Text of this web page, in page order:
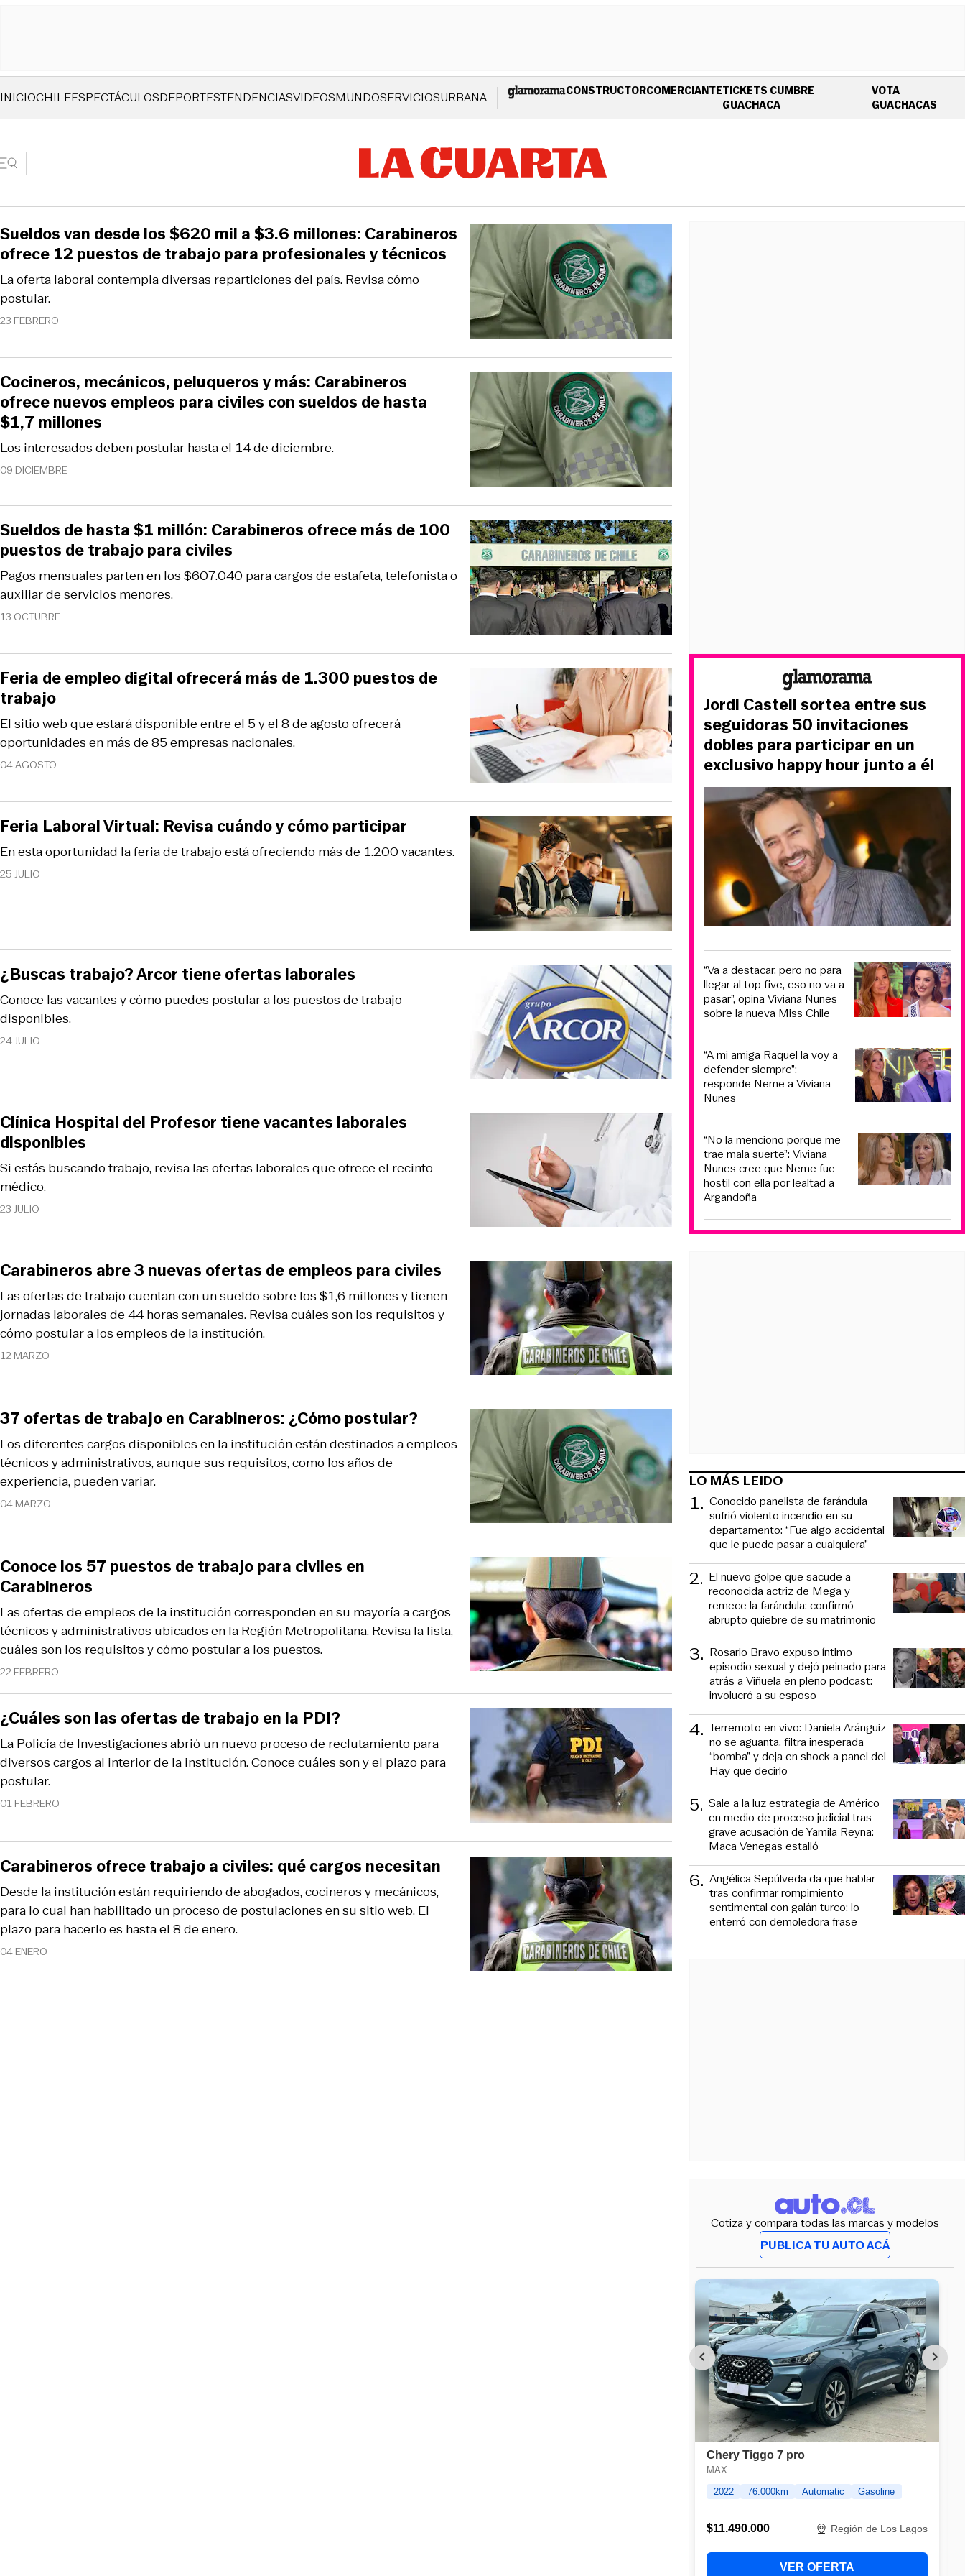
INICIOCHILEESPECTÁCULOSDEPORTESTENDENCIASVIDEOSMUNDOSERVICIOSURBANA CONSTRUCTORCOMERCIANTETICKETS CUMBRE
GUACHACAOPENS IN NEW WINDOW
VOTA
GUACHACAS
23 FEBRERO
La oferta laboral contempla diversas reparticiones del país. Revisa cómo
postular.
Sueldos van desde los $620 mil a $3.6 millones: Carabineros
ofrece 12 puestos de trabajo para profesionales y técnicos
09 DICIEMBRE
Los interesados deben postular hasta el 14 de diciembre.
Cocineros, mecánicos, peluqueros y más: Carabineros
ofrece nuevos empleos para civiles con sueldos de hasta
$1,7 millones
13 OCTUBRE
Pagos mensuales parten en los $607.040 para cargos de estafeta, telefonista o
auxiliar de servicios menores.
Sueldos de hasta $1 millón: Carabineros ofrece más de 100
puestos de trabajo para civiles
04 AGOSTO
El sitio web que estará disponible entre el 5 y el 8 de agosto ofrecerá
oportunidades en más de 85 empresas nacionales.
Feria de empleo digital ofrecerá más de 1.300 puestos de
trabajo
25 JULIO
En esta oportunidad la feria de trabajo está ofreciendo más de 1.200 vacantes.
Feria Laboral Virtual: Revisa cuándo y cómo participar
24 JULIO
Conoce las vacantes y cómo puedes postular a los puestos de trabajo
disponibles.
¿Buscas trabajo? Arcor tiene ofertas laborales
23 JULIO
Si estás buscando trabajo, revisa las ofertas laborales que ofrece el recinto
médico.
Clínica Hospital del Profesor tiene vacantes laborales
disponibles
12 MARZO
Las ofertas de trabajo cuentan con un sueldo sobre los $1,6 millones y tienen
jornadas laborales de 44 horas semanales. Revisa cuáles son los requisitos y
cómo postular a los empleos de la institución.
Carabineros abre 3 nuevas ofertas de empleos para civiles
04 MARZO
Los diferentes cargos disponibles en la institución están destinados a empleos
técnicos y administrativos, aunque sus requisitos, como los años de
experiencia, pueden variar.
37 ofertas de trabajo en Carabineros: ¿Cómo postular?
22 FEBRERO
Las ofertas de empleos de la institución corresponden en su mayoría a cargos
técnicos y administrativos ubicados en la Región Metropolitana. Revisa la lista,
cuáles son los requisitos y cómo postular a los puestos.
Conoce los 57 puestos de trabajo para civiles en
Carabineros
01 FEBRERO
La Policía de Investigaciones abrió un nuevo proceso de reclutamiento para
diversos cargos al interior de la institución. Conoce cuáles son y el plazo para
postular.
¿Cuáles son las ofertas de trabajo en la PDI?
04 ENERO
Desde la institución están requiriendo de abogados, cocineros y mecánicos,
para lo cual han habilitado un proceso de postulaciones en su sitio web. El
plazo para hacerlo es hasta el 8 de enero.
Carabineros ofrece trabajo a civiles: qué cargos necesitan
Jordi Castell sortea entre sus
seguidoras 50 invitaciones
dobles para participar en un
exclusivo happy hour junto a él
“Va a destacar, pero no para
llegar al top five, eso no va a
pasar”, opina Viviana Nunes
sobre la nueva Miss Chile
“A mi amiga Raquel la voy a
defender siempre”:
responde Neme a Viviana
Nunes
“No la menciono porque me
trae mala suerte”: Viviana
Nunes cree que Neme fue
hostil con ella por lealtad a
Argandoña
LO MÁS LEIDO
1. Conocido panelista de farándula
sufrió violento incendio en su
departamento: “Fue algo accidental
que le puede pasar a cualquiera”
2. El nuevo golpe que sacude a
reconocida actriz de Mega y
remece la farándula: confirmó
abrupto quiebre de su matrimonio
3. Rosario Bravo expuso íntimo
episodio sexual y dejó peinado para
atrás a Viñuela en pleno podcast:
involucró a su esposo
4. Terremoto en vivo: Daniela Aránguiz
no se aguanta, filtra inesperada
“bomba” y deja en shock a panel del
Hay que decirlo
5. Sale a la luz estrategia de Américo
en medio de proceso judicial tras
grave acusación de Yamila Reyna:
Maca Venegas estalló
6. Angélica Sepúlveda da que hablar
tras confirmar rompimiento
sentimental con galán turco: lo
enterró con demoledora frase
Cotiza y compara todas las marcas y modelos
PUBLICA TU AUTO ACÁ